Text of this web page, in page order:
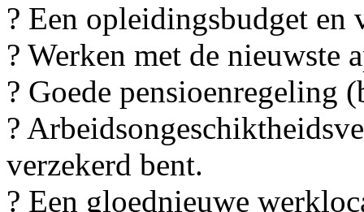
? Een opleidingsbudget
? Werken met de nieuwste
? Goede pensioenregeling
?️
verzekerd bent.
? Een gloednieuwe